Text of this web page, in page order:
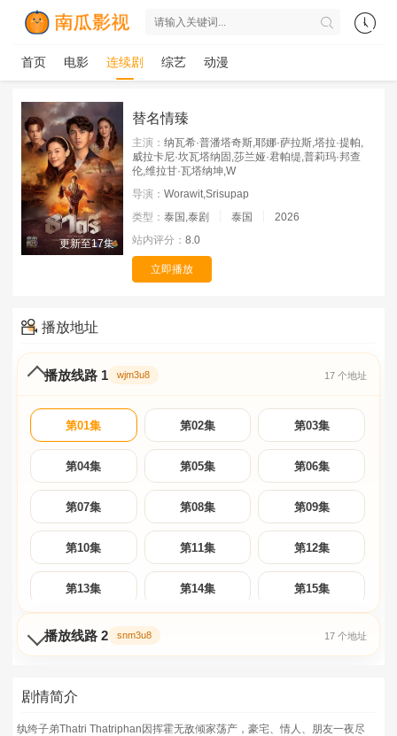
首页 电影 连续剧 综艺 动漫
更新至17集
替名情臻
主演： 纳瓦希·普潘塔奇斯,耶娜·萨拉斯,塔拉·提帕,
威拉卡尼·坎瓦塔纳固,莎兰娅·君帕缇,普莉玛·邦查
伦,维拉甘·瓦塔纳坤,W
导演： Worawit,Srisupap
类型： 泰国,泰剧 泰国
2026
站内评分： 8.0
立即播放
播放地址
播放线路 1 wjm3u8 17 个地址
第01集 第02集 第03集
第04集 第05集 第06集
第07集 第08集 第09集
第10集 第11集 第12集
第13集 第14集 第15集
第16集
播放线路 2 snm3u8 17 个地址
剧情简介
纨绔子弟Thatri Thatriphan因挥霍无敌倾家荡产，豪宅、情人、朋友一夜尽